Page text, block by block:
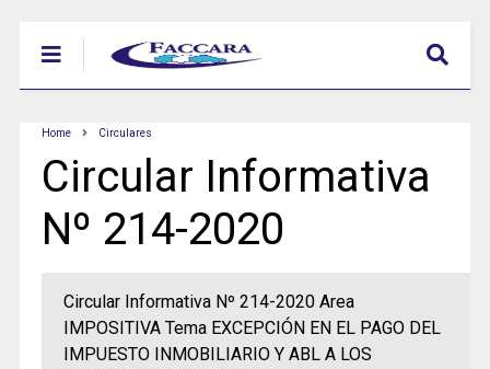
Home Circulares
Circular Informativa
Nº 214-2020
Circular Informativa Nº 214-2020 Area
IMPOSITIVA Tema EXCEPCIÓN EN EL PAGO DEL
IMPUESTO INMOBILIARIO Y ABL A LOS